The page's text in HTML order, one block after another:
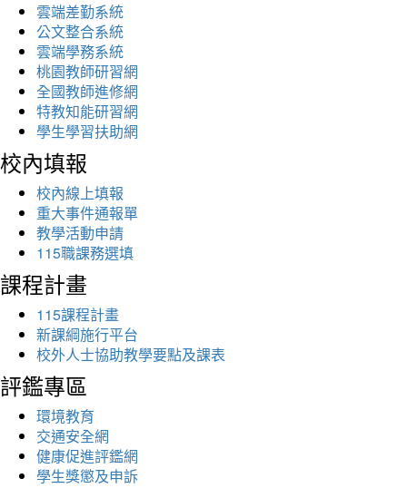
雲端差勤系統
公文整合系統
雲端學務系統
桃園教師研習網
全國教師進修網
特教知能研習網
學生學習扶助網
校內填報
校內線上填報
重大事件通報單
教學活動申請
115職課務選填
課程計畫
115課程計畫
新課綱施行平台
校外人士協助教學要點及課表
評鑑專區
環境教育
交通安全網
健康促進評鑑網
學生獎懲及申訴